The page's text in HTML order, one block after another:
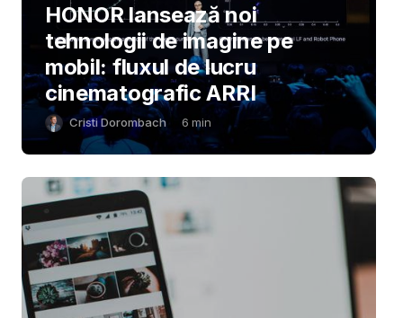
HONOR lansează noi
tehnologii de imagine pe
mobil: fluxul de lucru
cinematografic ARRI
Cristi Dorombach 6 min